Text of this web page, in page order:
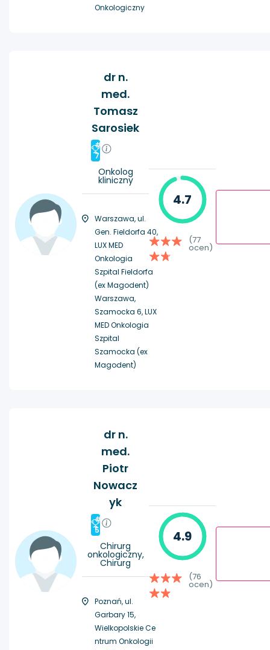
Onkologiczny
dr n.
med.
Tomasz
Sarosiek
#
7
Onkolog
kliniczny
Warszawa, ul.
Gen. Fieldorfa 40,
LUX MED
Onkologia
Szpital Fieldorfa
(ex Magodent)
Warszawa,
Szamocka 6, LUX
MED Onkologia
Szpital
Szamocka (ex
Magodent)
4.7
(77
ocen)
dr n.
med.
Piotr
Nowacz
yk
#
5
Chirurg
onkologiczny,
Chirurg
Poznań, ul.
Garbary 15,
Wielkopolskie Ce
ntrum Onkologii
4.9
(76
ocen)